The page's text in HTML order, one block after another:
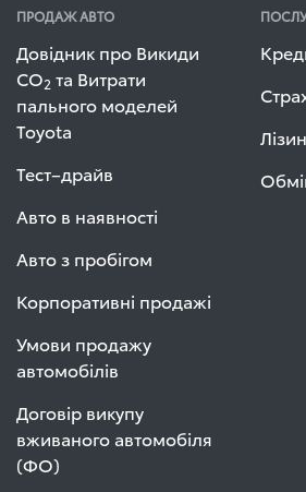
ПРОДАЖ АВТО
Довідник про Викиди
СО2 та Витрати
пального моделей
Toyota
Тест–драйв
Авто в наявності
Авто з пробігом
Корпоративні продажі
Умови продажу
автомобілів
Договір викупу
вживаного автомобіля
(ФО)